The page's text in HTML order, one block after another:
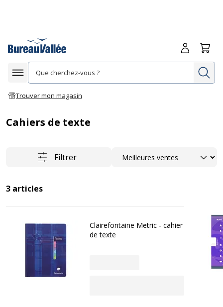
Afficher la navigation
Trouver mon magasin
Me
Cahiers de texte
Filtrer Trier
3 articles
Clairefontaine Metric - cahier
de texte